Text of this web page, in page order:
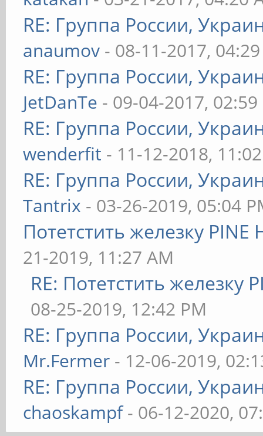
RE: Группа России,
anaumov - 08-11-2017,
RE: Группа России,
JetDanTe - 09-04-2017, 02:59
RE: Группа России,
wenderfit - 11-12-2018,
RE: Группа России,
Tantrix - 03-26-2019, 05:04
Потетстить железку PINE
21-2019, 11:27 AM
RE: Потетстить железку
08-25-2019, 12:42 PM
RE: Группа России,
Mr.Fermer - 12-06-2019,
RE: Группа России,
chaoskampf- 06-12-2020,